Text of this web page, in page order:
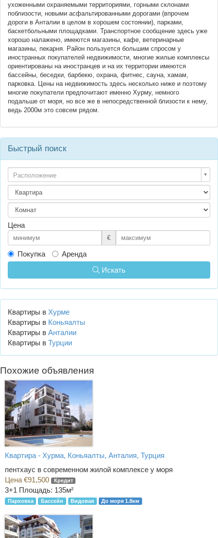
ухоженными охраняемыми территориями, горными склонами
поблизости, новыми асфальтированными дорогами (впрочем
дороги в Анталии в целом в хорошем состоянии), парками,
баскетбольными площадками. Транспортное сообщение здесь уже
хорошо налажено, имеются магазины, кафе, ветеринарные
магазины, пекарня. Район пользуется большим спросом у
иностранных покупателей недвижимости, многие жилые комплексы
ориентированы на иностранцев и на их территории имеются
бассейны, беседки, барбекю, охрана, фитнес, сауна, хамам,
парковка. Цены на недвижимость здесь несколько ниже и поэтому
многие покупатели предпочитают именно Хурму, немного
подальше от моря, но все же в непосредственной близости к нему,
ведь 2000м это совсем рядом.
Быстрый поиск
Расположение
Цена
€
Покупка
Аренда
Искать
Квартиры в Хурме
Квартиры в Коньяалты
Квартиры в Анталии
Квартиры в Турции
Похожие объявления
Квартира - Хурма, Коньяалты, Анталия, Турция
пентхаус в современном жилой комплексе у моря
Цена €91,500
Кредит
3+1 Площадь: 135м²
Парковка Бассейн Видовая До моря 1.8км